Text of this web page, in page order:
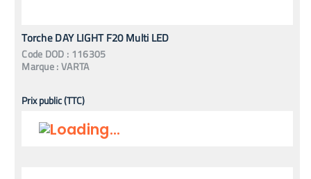
Torche DAY LIGHT F20 Multi LED
Code DOD : 116305
Marque :VARTA
Prix public (TTC)